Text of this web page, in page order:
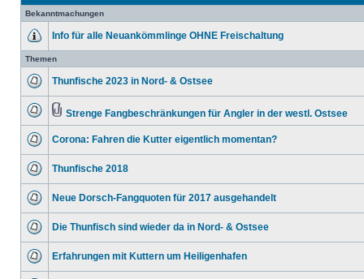
Bekanntmachungen
Info für alle Neuankömmlinge OHNE Freischaltung
Themen
Thunfische 2023 in Nord- & Ostsee
Strenge Fangbeschränkungen für Angler in der westl. Ostsee
Corona: Fahren die Kutter eigentlich momentan?
Thunfische 2018
Neue Dorsch-Fangquoten für 2017 ausgehandelt
Die Thunfisch sind wieder da in Nord- & Ostsee
Erfahrungen mit Kuttern um Heiligenhafen